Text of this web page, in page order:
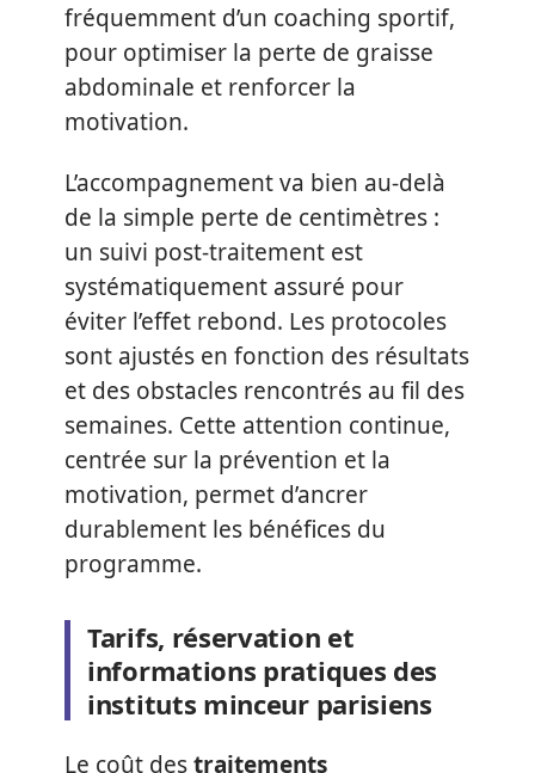
fréquemment d’un coaching sportif,
pour optimiser la perte de graisse
abdominale et renforcer la
motivation.
L’accompagnement va bien au-delà
de la simple perte de centimètres :
un suivi post-traitement est
systématiquement assuré pour
éviter l’effet rebond. Les protocoles
sont ajustés en fonction des résultats
et des obstacles rencontrés au fil des
semaines. Cette attention continue,
centrée sur la prévention et la
motivation, permet d’ancrer
durablement les bénéfices du
programme.
Tarifs, réservation et
informations pratiques des
instituts minceur parisiens
Le coût destraitements